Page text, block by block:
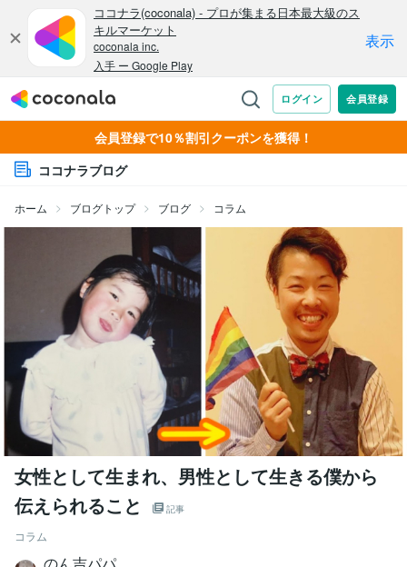
会員登録で10％割引クーポンを獲得！
ココナラブログ
ホーム ブログトップ ブログ コラム
女性として生まれ、男性として生きる僕から
伝えられること
記事
コラム
のん吉パパ